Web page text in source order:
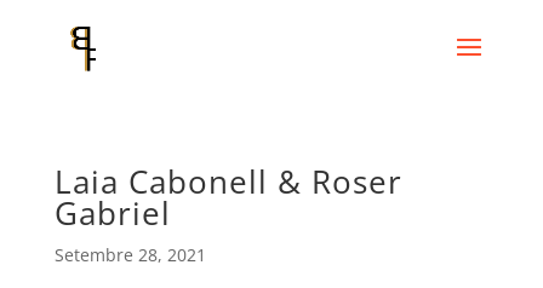
Laia Cabonell & Roser
Gabriel
Setembre 28, 2021